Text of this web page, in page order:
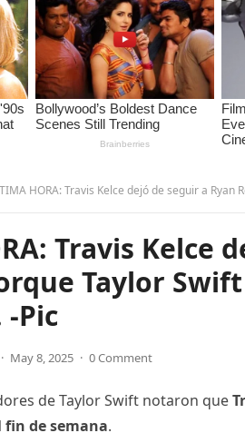
HORA: Travis Kelce dejó de seguir a Ryan
Travis Kelce
Taylor
Pic
· May 8, 2025 · 0 Comment
de Taylor Swift notaron que
de semana.